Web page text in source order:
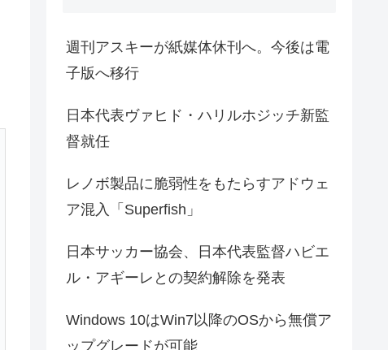
週刊アスキーが紙媒体休刊へ。今後は電
子版へ移行
日本代表ヴァヒド・ハリルホジッチ新監
督就任
レノボ製品に脆弱性をもたらすアドウェ
ア混入「Superfish」
日本サッカー協会、日本代表監督ハビエ
ル・アギーレとの契約解除を発表
Windows 10はWin7以降のOSから無償ア
ップグレードが可能